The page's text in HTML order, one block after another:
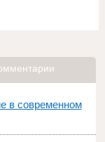
в современном